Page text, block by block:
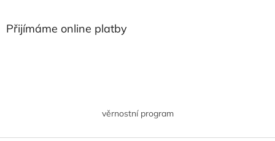
Přijímáme online platby
věrnostní program